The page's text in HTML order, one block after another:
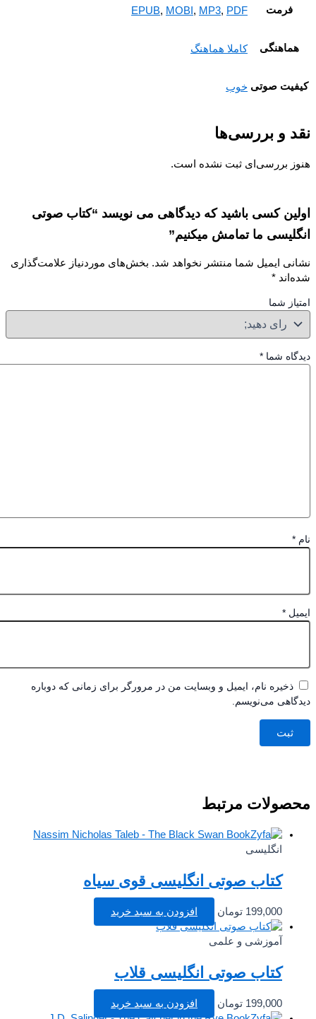
فرمت EPUB,MOBI,MP3,PDF
کاملا هماهنگ
صوتی خوب
و بررسی‌ها
بررسی‌ای ثبت نشده است.
کسی باشید که دیدگاهی می نویسد “کتاب صوتی
ما تمامش میکنیم”
ایمیل شما منتشر نخواهد شد. بخش‌های موردنیاز علامت‌گذاری
*
شما
شما *
*
ذخیره نام، ایمیل و وبسایت من در مرورگر برای زمانی که دوباره
می‌نویسم.
مرتبط
انگلیسی
کتاب صوتی انگلیسی قوی سیاه
199,000 تومان افزودن به سبد خرید
آموزشی و علمی
کتاب صوتی انگلیسی قلاب
199,000 تومان افزودن به سبد خرید